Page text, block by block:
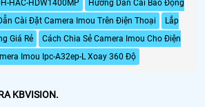
HAC-HDW1400MP
Hướng Dẫn Cài Báo Động
Cài Đặt Camera Imou Trên Điện Thoại
Lắp
Giá Rẻ
Cách Chia Sẻ Camera Imou Cho Điện
Imou Ipc-A32ep-L Xoay 360 Độ
KBVISION.